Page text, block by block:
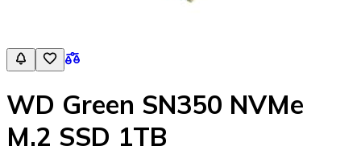
WD Green SN350 NVMe
M.2 SSD 1TB